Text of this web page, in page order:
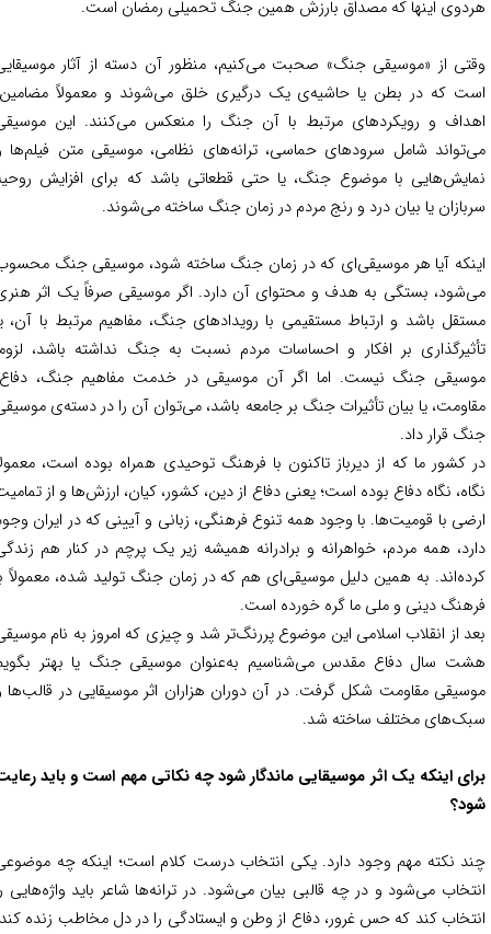
اینها که مصداق بارزش همین جنگ تحمیلی رمضان است.
از «موسیقی جنگ» صحبت می‌کنیم، منظور آن دسته از آثار موسیقایی
که در بطن یا حاشیه‌ی یک درگیری خلق می‌شوند و معمولاً مضامین،
و رویکردهای مرتبط با آن جنگ را منعکس می‌کنند. این موسیقی
شامل سرودهای حماسی، ترانه‌های نظامی، موسیقی متن فیلم‌ها و
با موضوع جنگ، یا حتی قطعاتی باشد که برای افزایش روحیه
یا بیان درد و رنج مردم در زمان جنگ ساخته می‌شوند.
آیا هر موسیقی‌ای که در زمان جنگ ساخته شود، موسیقی جنگ محسوب
بستگی به هدف و محتوای آن دارد. اگر موسیقی صرفاً یک اثر هنری
باشد و ارتباط مستقیمی با رویدادهای جنگ، مفاهیم مرتبط با آن، یا
بر افکار و احساسات مردم نسبت به جنگ نداشته باشد، لزوماً
جنگ نیست. اما اگر آن موسیقی در خدمت مفاهیم جنگ، دفاع،
یا بیان تأثیرات جنگ بر جامعه باشد، می‌توان آن را در دسته‌ی موسیقی
قرار داد.
کشور ما که از دیرباز تاکنون با فرهنگ توحیدی همراه بوده است، معمولاً
نگاه دفاع بوده است؛ یعنی دفاع از دین، کشور، کیان، ارزش‌ها و از تمامیت
با قومیت‌ها. با وجود همه تنوع فرهنگی، زبانی و آیینی که در ایران وجود
همه مردم، خواهرانه و برادرانه همیشه زیر یک پرچم در کنار هم زندگی
به همین دلیل موسیقی‌ای هم که در زمان جنگ تولید شده، معمولاً با
دینی و ملی ما گره خورده است.
از انقلاب اسلامی این موضوع پررنگ‌تر شد و چیزی که امروز به نام موسیقی
سال دفاع مقدس می‌شناسیم به‌عنوان موسیقی جنگ یا بهتر بگویم
مقاومت شکل گرفت. در آن دوران هزاران اثر موسیقایی در قالب‌ها و
مختلف ساخته شد.
اینکه یک اثر موسیقایی ماندگار شود چه نکاتی مهم است و باید رعایت
نکته مهم وجود دارد. یکی انتخاب درست کلام است؛ اینکه چه موضوعی
می‌شود و در چه قالبی بیان می‌شود. در ترانه‌ها شاعر باید واژه‌هایی را
کند که حس غرور، دفاع از وطن و ایستادگی را در دل مخاطب زنده کند.